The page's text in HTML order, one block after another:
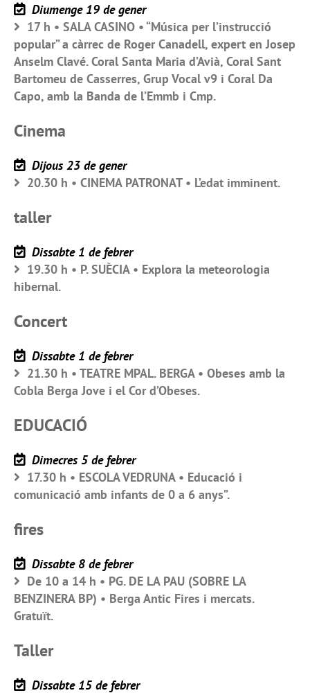
Diumenge 19 de gener
17 h • SALA CASINO • “Música per l’instrucció
popular” a càrrec de Roger Canadell, expert en Josep
Anselm Clavé. Coral Santa Maria d’Avià, Coral Sant
Bartomeu de Casserres, Grup Vocal v9 i Coral Da
Capo, amb la Banda de l’Emmb i Cmp.
Cinema
Dijous 23 de gener
20.30 h • CINEMA PATRONAT • L’edat imminent.
taller
Dissabte 1 de febrer
19.30 h • P. SUÈCIA • Explora la meteorologia
hibernal.
Concert
Dissabte 1 de febrer
21.30 h • TEATRE MPAL. BERGA • Obeses amb la
Cobla Berga Jove i el Cor d’Obeses.
EDUCACIÓ
Dimecres 5 de febrer
17.30 h • ESCOLA VEDRUNA • Educació i
comunicació amb infants de 0 a 6 anys”.
fires
Dissabte 8 de febrer
De 10 a 14 h • PG. DE LA PAU (SOBRE LA
BENZINERA BP) • Berga Antic Fires i mercats.
Gratuït.
Taller
Dissabte 15 de febrer